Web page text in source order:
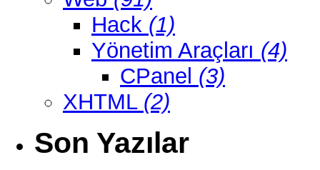
Hack (1)
Yönetim Araçları (4)
CPanel (3)
XHTML (2)
Son Yazılar